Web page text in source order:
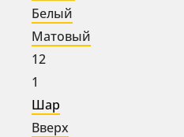
Белый
Матовый
12
1
Шар
Вверх